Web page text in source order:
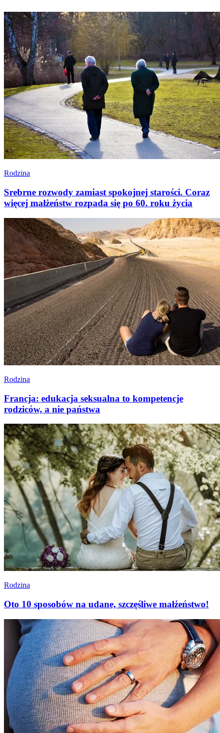
Rodzina
Srebrne rozwody zamiast spokojnej starości. Coraz
więcej małżeństw rozpada się po 60. roku życia
Rodzina
Francja: edukacja seksualna to kompetencje
rodziców, a nie państwa
Rodzina
Oto 10 sposobów na udane, szczęśliwe małżeństwo!